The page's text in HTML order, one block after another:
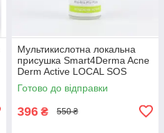
Мультикислотна локальна
присушка Smart4Derma Acne
Derm Active LOCAL SOS
LOTION АНА-BHA-PHA PURE
Готово до відправки
396 ₴ 550 ₴